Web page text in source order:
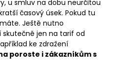
u smluv na dobu neurčitou
časový úsek. Pokud tu
Ještě nutno
jen na tarif od
ke zdražení
poroste i zákazníkům s